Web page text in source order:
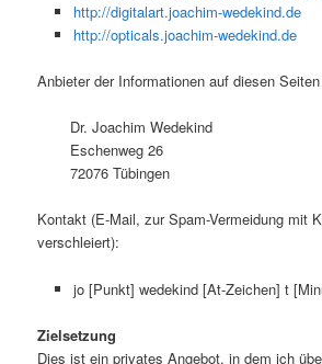
http://digitalart.joachim-wedekind.de
http://opticals.joachim-wedekind.de
Anbieter der Informationen auf diesen
Dr. Joachim Wedekind
Eschenweg 26
72076 Tübingen
Kontakt (E-Mail, zur Spam-Vermeidung mit
verschleiert):
jo [Punkt] wedekind [At-Zeichen] t
Zielsetzung
Dies ist ein privates Angebot, in dem ich